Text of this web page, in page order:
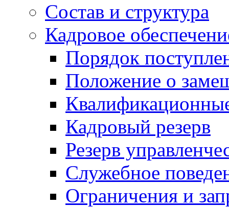
Состав и структура
Кадровое
Порядок
Положение о
Кадровый резерв
Резерв
Служебное
Ограничения и